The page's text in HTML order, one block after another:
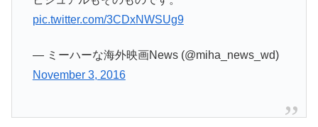
pic.twitter.com/3CDxNWSUg9
— ミーハーな海外映画News (@miha_news_wd)
November 3, 2016